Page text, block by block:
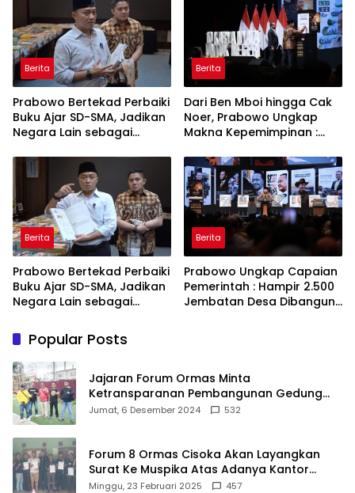
Berita
Prabowo Bertekad Perbaiki
Buku Ajar SD-SMA, Jadikan
Negara Lain sebagai
Berita
Dari Ben Mboi hingga Cak
Noer, Prabowo Ungkap
Makna Kepemimpinan :
Gunakan Akal Sehat
Berita
Prabowo Bertekad Perbaiki
Buku Ajar SD-SMA, Jadikan
Negara Lain sebagai
Berita
Prabowo Ungkap Capaian
Pemerintah : Hampir 2.500
Jembatan Desa Dibangun,
Popular Posts
Jajaran Forum Ormas Minta
Ketransparanan Pembangunan Gedung
Damkar Di Kecamatan Cisoka
Jumat, 6 Desember 2024 532
Forum 8 Ormas Cisoka Akan Layangkan
Surat Ke Muspika Atas Adanya Kantor
Matel di Cisoka
Minggu, 23 Februari 2025 457